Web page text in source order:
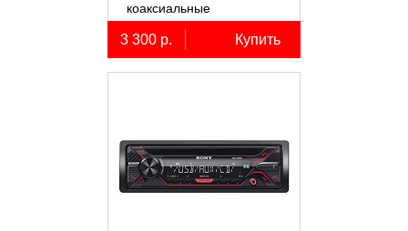
коаксиальные
двухполосные, 2 шт.
3 300 р. Купить